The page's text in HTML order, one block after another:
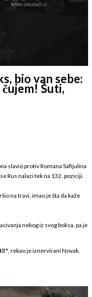
bio van sebe:
Šuti,
slavio protiv Romana Safijulina
Rus nalazi tek na 132. poziciji.
na travi, imao je šta da kaže
nekog iz svog boksa, pa je
, rekao je iznervirani Novak.